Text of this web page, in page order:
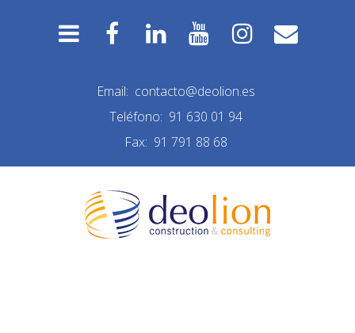
Email: contacto@deolion.es
Teléfono: 91 630 01 94
Fax: 91 791 88 68